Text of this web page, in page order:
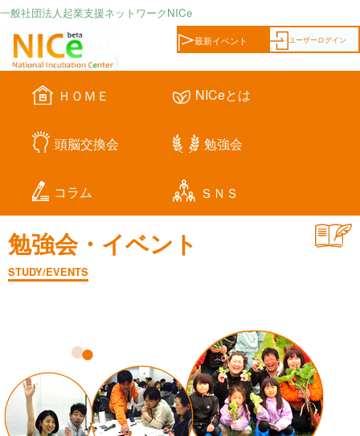
一般社団法人起業支援ネットワークNICe
ユーザーログイン
最新イベント
ＨＯＭＥ NICeとは
頭脳交換会 勉強会
コラム ＳＮＳ
勉強会・イベント
STUDY/EVENTS